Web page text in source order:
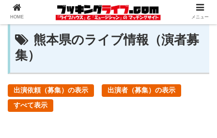
熊本県のライブ情報（演者募
集）
出演依頼（募集）の表示
出演者（募集）の表示
すべて表示
HOME メニュー